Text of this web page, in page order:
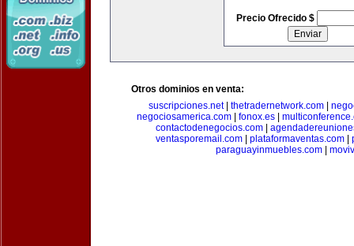
Precio Ofrecido $
Otros dominios en venta:
suscripciones.net| thetradernetwork.com|
negociosamerica.com| fonox.es|
contactodenegocios.com|
ventasporemail.com| plataformaventas.com|
paraguayinmuebles.com